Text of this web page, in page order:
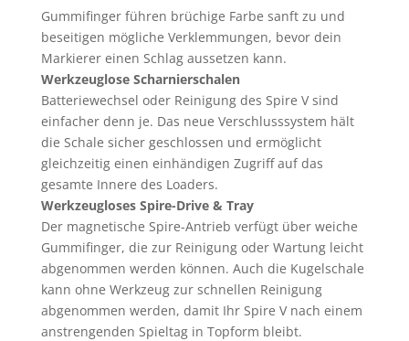
Gummifinger führen brüchige Farbe sanft zu und
beseitigen mögliche Verklemmungen, bevor dein
Markierer einen Schlag aussetzen kann.
Werkzeuglose Scharnierschalen
Batteriewechsel oder Reinigung des Spire V sind
einfacher denn je. Das neue Verschlusssystem hält
die Schale sicher geschlossen und ermöglicht
gleichzeitig einen einhändigen Zugriff auf das
gesamte Innere des Loaders.
Werkzeugloses Spire-Drive & Tray
Der magnetische Spire-Antrieb verfügt über weiche
Gummifinger, die zur Reinigung oder Wartung leicht
abgenommen werden können. Auch die Kugelschale
kann ohne Werkzeug zur schnellen Reinigung
abgenommen werden, damit Ihr Spire V nach einem
anstrengenden Spieltag in Topform bleibt.